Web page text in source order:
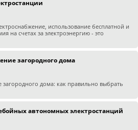
использование бесплатной и
на счетах за электроэнергию - это
загородного дома
дома: как правильно выбрать
автономных электростанций